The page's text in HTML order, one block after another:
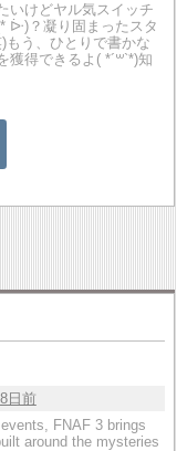
いけどヤル気スイッチ
ᐕ)？凝り固まったスタ
もう、ひとりで書かな
得できるよ(​ *´꒳`*​)知
8日前
FNAF 3 brings
around the mysteries